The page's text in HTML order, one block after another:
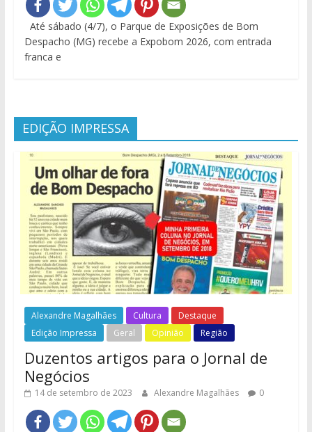
Até sábado (4/7), o Parque de Exposições de Bom
Despacho (MG) recebe a Expobom 2026, com entrada
franca e
EDIÇÃO IMPRESSA
Alexandre Magalhães Cultura
Destaque
Edição Impressa
Geral Opinião Região
Duzentos artigos para o Jornal de
Negócios
14 de setembro de 2023 Alexandre Magalhães 0